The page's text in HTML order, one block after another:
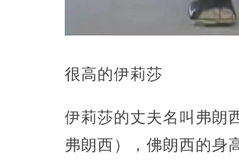
很高的伊莉莎
伊莉莎的丈夫名叫弗朗
弗朗西），佛朗西的身